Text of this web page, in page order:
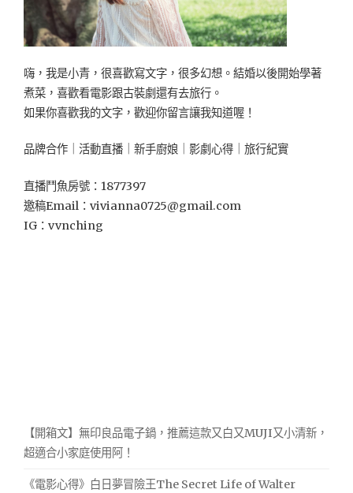
自
愛
麗
的
想
國
姊
聊
嗨，我是小青，很喜歡寫文字，很多幻想。結婚以後開始學著
煮菜，喜歡看電影跟古裝劇還有去旅行。
如果你喜歡我的文字，歡迎你留言讓我知道喔！
品牌合作｜活動直播｜新手廚娘｜影劇心得｜旅行紀實
直播鬥魚房號：1877397
邀稿Email： vivianna0725@gmail.com
IG：vvnching
【開箱文】無印良品電子鍋，推薦這款又白又MUJI又小清新，
超適合小家庭使用阿！
《電影心得》白日夢冒險王The Secret Life of Walter